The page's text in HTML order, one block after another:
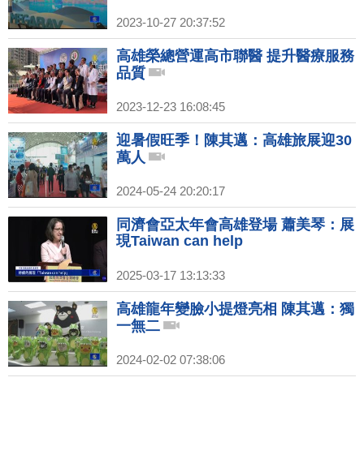
2023-10-27 20:37:52
高雄榮總營運高市聯醫 提升醫療服務
品質
2023-12-23 16:08:45
迎暑假旺季！陳其邁：高雄旅展迎30
萬人
2024-05-24 20:20:17
同濟會亞太年會高雄登場 蕭美琴：展
現Taiwan can help
2025-03-17 13:13:33
高雄龍年變臉小提燈亮相 陳其邁：獨
一無二
2024-02-02 07:38:06